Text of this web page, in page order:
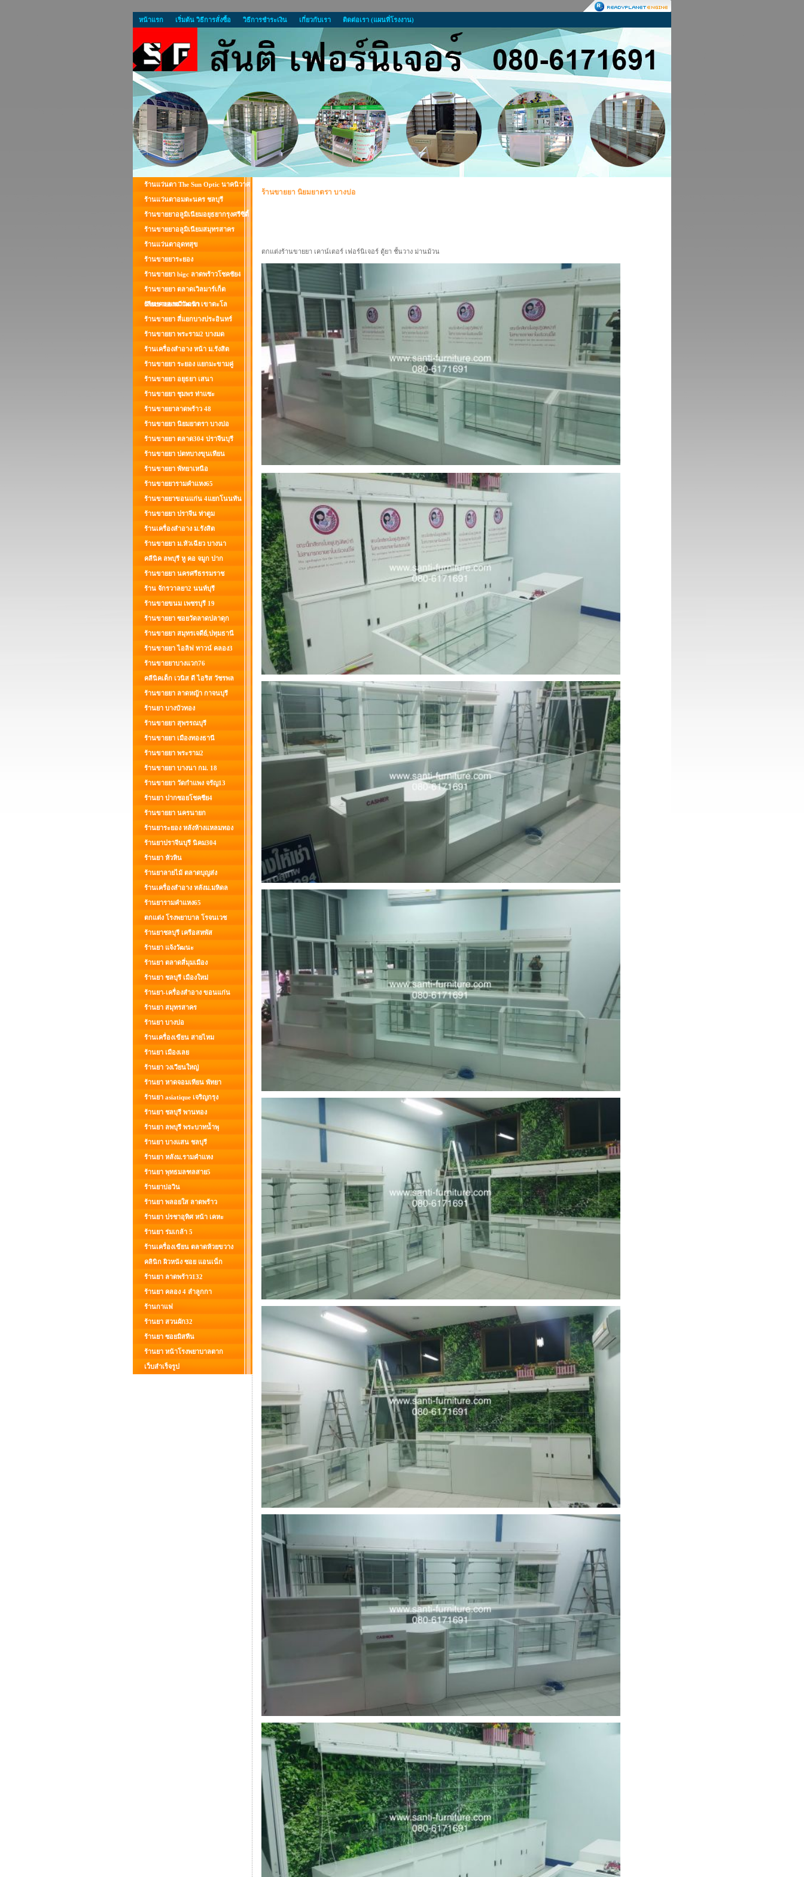
หน้าแรก เริ่มต้น วิธีการสั่งซื้อ วิธีการชำระเงิน เกี่ยวกับเรา ติดต่อเรา (แผนที่โรงงาน)
ร้านแว่นตา The Sun Optic นาคนิวาศ
ร้านแว่นตาอมตะนคร ชลบุรี
ร้านขายยาอลูมิเนียมอยุธยากรุงศรีซิตี้
ร้านขายยาอลูมิเนียมสมุทรสาคร
ร้านแว่นตาอุดทสุข
ร้านขายยาระยอง
ร้านขายยา bigc ลาดพร้าวโชคชัย4
ร้านขายยา ตลาดเวิลมาร์เก็ต
เลียบคลองทวีวัฒนา
ร้านขายยานาวดรัก เขาตะโล
ร้านขายยา สี่แยกบางประอินทร์
ร้านขายยา พระราม2 บางมด
ร้านเครื่องสำอาง หน้า ม.รังสิต
ร้านขายยา ระยอง แยกมะขามคู่
ร้านขายยา อยุธยา เสนา
ร้านขายยา ชุมพร ท่าแซะ
ร้านขายยาลาดพร้าว 48
ร้านขายยา นิยมยาตรา บางบ่อ
ร้านขายยา ตลาด304 ปราจีนบุรี
ร้านขายยา ปตทบางขุนเทียน
ร้านขายยา พัทยาเหนือ
ร้านขายยารามคำแหง65
ร้านขายยาขอนแก่น 4แยกโนนทัน
ร้านขายยา ปราจีน ท่าตูม
ร้านเครื่องสำอาง ม.รังสิต
ร้านขายยา ม.หัวเฉียว บางนา
คลีนิค ลพบุรี หู คอ จมูก ปาก
ร้านขายยา นครศรีธรรมราช
ร้าน จักรวาลยา2 นนท์บุรี
ร้านขายขนม เพชรบุรี 19
ร้านขายยา ซอยวัดลาดปลาดุก
ร้านขายยา สมุทรเจดีย์,ปทุมธานี
ร้านขายยา ไอลิฟ ทาวน์ คลอง3
ร้านขายยาบางแวก76
คลีนิคเด็ก เวนิส ดี ไอริส วัชรพล
ร้านขายยา ลาดหญ้า กาจนบุรี
ร้านยา บางบัวทอง
ร้านขายยา สุพรรณบุรี
ร้านขายยา เมืองทองธานี
ร้านขายยา พระราม2
ร้านขายยา บางนา กม. 18
ร้านขายยา วัดกำแพง จรัญ13
ร้านยา ปากซอยโชคชีย4
ร้านขายยา นครนายก
ร้านยาระยอง หลังห้างแหลมทอง
ร้านยาปราจีนบุรี นิคม304
ร้านยา หัวหิน
ร้านยาลายไม้ ตลาดบุญส่ง
ร้านเครื่องสำอาง หลังม.มหิดล
ร้านยารามคำแหง65
ตกแต่ง โรงพยาบาล โรจนเวช
ร้านยาชลบุรี เครือสหพัส
ร้านยา แจ้งวัฒนะ
ร้านยา ตลาดสี่มุมเมือง
ร้านยา ชลบุรี เมืองใหม่
ร้านยา-เครื่องสำอาง ขอนแก่น
ร้านยา สมุทรสาคร
ร้านยา บางบ่อ
ร้านเครื่องเขียน สายไหม
ร้านยา เมืองเลย
ร้านยา วงเวียนใหญ่
ร้านยา หาดจอมเทียน พัทยา
ร้านยา asiatique เจริญกรุง
ร้านยา ชลบุรี พานทอง
ร้านยา ลพบุรี พระบาทน้ำพุ
ร้านยา บางแสน ชลบุรี
ร้านยา หลังม.รามคำแหง
ร้านยา พุทธมลฑลสาย5
ร้านยาบ่อวิน
ร้านยา พลอยใส ลาดพร้าว
ร้านยา ปรชาอุทิศ หน้า เคหะ
ร้านยา ร่มเกล้า 5
ร้านเครื่องเขียน ตลาดห้วยขวาง
คลินิก ผิวหนัง ซอย แอนเน็ก
ร้านยา ลาดพร้าว132
ร้านยา คลอง 4 ลำลูกกา
ร้านกาแฟ
ร้านยา สวนผัก32
ร้านยา ซอยมิสทีน
ร้านยา หน้าโรงพยาบาลตาก
เว็บสำเร็จรูป
ร้านขายยา นิยมยาตรา บางบ่อ
ตกแต่งร้านขายยา เคาน์เตอร์ เฟอร์นิเจอร์ ตู้ยา ชั้นวาง ม่านม้วน